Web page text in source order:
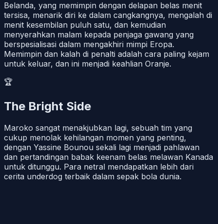
Belanda, yang memimpin dengan delapan belas menit
tersisa, menarik diri ke dalam cangkangnya, mengalah di
menit kesembilan puluh satu, dan kemudian
menyerahkan malam kepada penjaga gawang yang
berspesialisasi dalam mengakhiri mimpi Eropa.
Memimpin dan kalah di penalti adalah cara paling kejam
untuk keluar, dan ini menjadi keahlian Oranje.
🏆
The Bright Side
Maroko sangat menakjubkan lagi, sebuah tim yang
cukup menolak kehilangan momen yang penting,
dengan Yassine Bounou sekali lagi menjadi pahlawan
dan pertandingan babak keenam belas melawan Kanada
untuk ditunggu. Para netral mendapatkan lebih dari
cerita underdog terbaik dalam sepak bola dunia.